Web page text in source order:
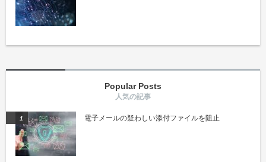
Popular Posts
電子メールの疑わしい添付ファイルを阻止